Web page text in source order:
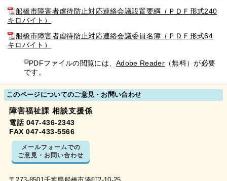
船橋市障害者虐待防止対応連絡会議設置要綱（ＰＤＦ形式240
キロバイト）
船橋市障害者虐待防止対応連絡会議委員名簿（ＰＤＦ形式64
キロバイト）
PDFファイルの閲覧には、Adobe Reader （無料）が必要
です。
このページについてのご意見・お問い合わせ
障害福祉課 相談支援係
電話 047-436-2343
FAX 047-433-5566
メールフォームでの
ご意見・お問い合わせ